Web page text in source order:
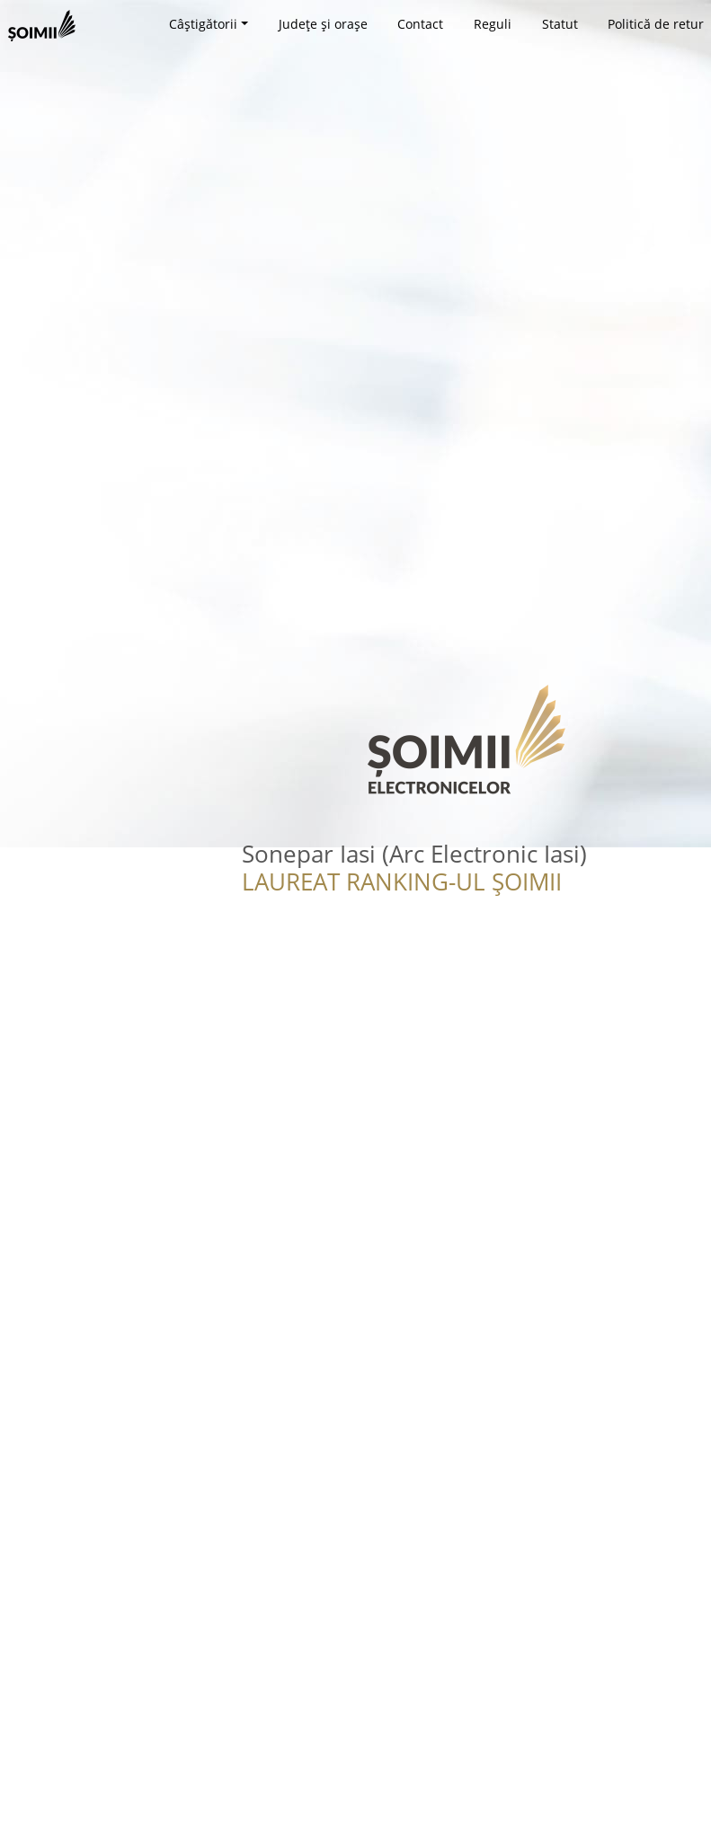
Câștigătorii Județe și orașe Contact Reguli Statut Politică de retur
Sonepar Iasi (Arc Electronic Iasi)
LAUREAT RANKING-UL ȘOIMII